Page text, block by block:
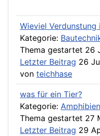
Wieviel Verdunstung
Kategorie:
Thema gestartet 26
Letzter Beitrag 26
von teichhase
was für ein Tier?
Kategorie:
Thema gestartet 27
Letzter Beitrag 29